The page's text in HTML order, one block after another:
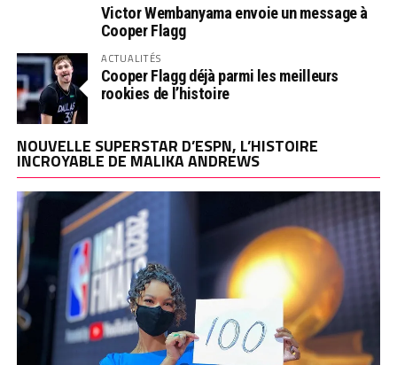
Victor Wembanyama envoie un message à
Cooper Flagg
ACTUALITÉS
Cooper Flagg déjà parmi les meilleurs
rookies de l’histoire
NOUVELLE SUPERSTAR D’ESPN, L’HISTOIRE
INCROYABLE DE MALIKA ANDREWS